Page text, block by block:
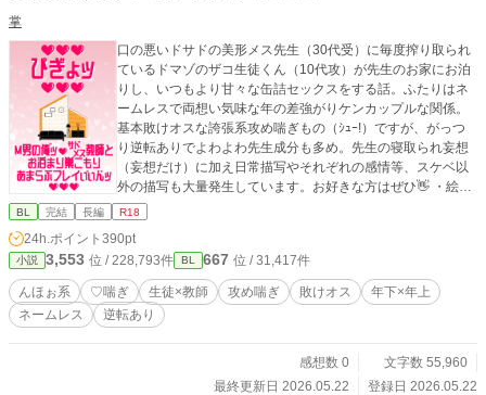
掌
口の悪いドサドの美形メス先生（30代受）に毎度搾り取られ
ているドマゾのザコ生徒くん（10代攻）が先生のお家にお泊
りし、いつもより甘々な缶詰セックスをする話。ふたりはネ
ームレスで両想い気味な年の差強がりケンカップルな関係。
基本敗けオスな誇張系攻め喘ぎもの（ｼｭｰ!）ですが、がっつ
り逆転ありでよわよわ先生成分も多め。先生の寝取られ妄想
（妄想だけ）に加え日常描写やそれぞれの感情等、スケベ以
外の描写も大量発生しています。お好きな方はぜひ👋 ・絵文
字箱（メッセージ等に） https://wavebox.me/wave/8kg0rsmpi
BL 完結 長編 R18
24h.ポイント 390pt
小説 3,553 位 / 228,793件 BL 667 位 / 31,417件
んほぉ系 ♡喘ぎ 生徒×教師 攻め喘ぎ 敗けオス
年下×年上
ネームレス
逆転あり
感想数 0
文字数 55,960
最終更新日 2026.05.22
登録日 2026.05.22